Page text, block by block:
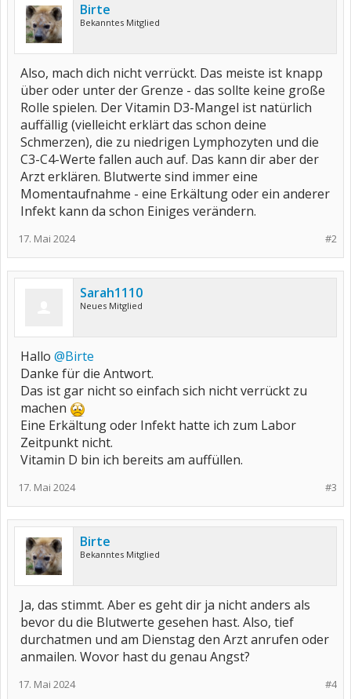
Birte
Bekanntes Mitglied
Also, mach dich nicht verrückt. Das meiste ist knapp
über oder unter der Grenze - das sollte keine große
Rolle spielen. Der Vitamin D3-Mangel ist natürlich
auffällig (vielleicht erklärt das schon deine
Schmerzen), die zu niedrigen Lymphozyten und die
C3-C4-Werte fallen auch auf. Das kann dir aber der
Arzt erklären. Blutwerte sind immer eine
Momentaufnahme - eine Erkältung oder ein anderer
Infekt kann da schon Einiges verändern.
#2
17. Mai 2024
Sarah1110
Neues Mitglied
Hallo @Birte
Danke für die Antwort.
Das ist gar nicht so einfach sich nicht verrückt zu
machen
Eine Erkältung oder Infekt hatte ich zum Labor
Zeitpunkt nicht.
Vitamin D bin ich bereits am auffüllen.
#3
17. Mai 2024
Birte
Bekanntes Mitglied
Ja, das stimmt. Aber es geht dir ja nicht anders als
bevor du die Blutwerte gesehen hast. Also, tief
durchatmen und am Dienstag den Arzt anrufen oder
anmailen. Wovor hast du genau Angst?
#4
17. Mai 2024